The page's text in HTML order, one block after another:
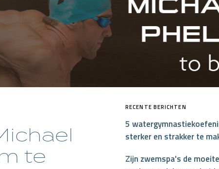
PRO MP
te
RECENTE BERICHTEN
5
sterker en strakker te
Zijn zwemspa's de